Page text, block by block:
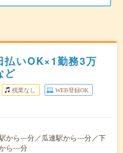
払いOK×1勤務3万
ど
残業なし WEB登録OK
から---分／瓜連駅から---分／下
ら---分